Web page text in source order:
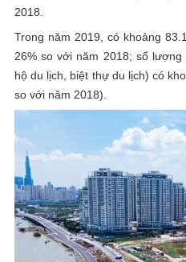
2018.
Trong năm 2019, có khoảng
26% so với năm 2018; số
hộ du lịch, biệt thự du lịch) có
so với năm 2018).